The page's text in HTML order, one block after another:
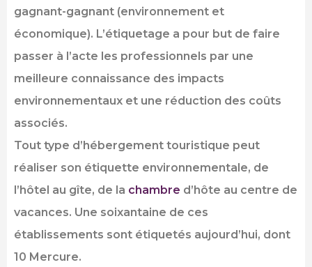
gagnant-gagnant (environnement et
économique). L’étiquetage a pour but de faire
passer à l’acte les professionnels par une
meilleure connaissance des impacts
environnementaux et une réduction des coûts
associés.
Tout type d’hébergement touristique peut
réaliser son étiquette environnementale, de
l’hôtel au gîte, de la chambre d’hôte au centre de
vacances. Une soixantaine de ces
établissements sont étiquetés aujourd’hui, dont
10 Mercure.